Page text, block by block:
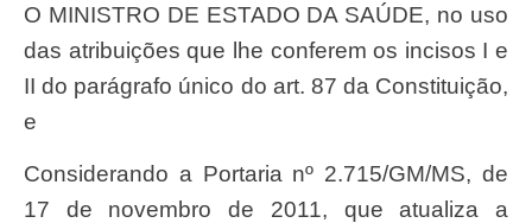
O MINISTRO DE ESTADO DA SAÚDE, no uso
das atribuições que lhe conferem os incisos I e
II do parágrafo único do art. 87 da Constituição,
e
Considerando a Portaria nº 2.715/GM/MS, de
17 de novembro de 2011, que atualiza a